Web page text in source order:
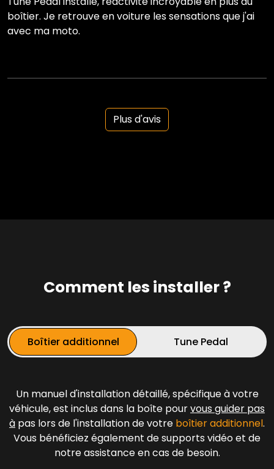
boîtier. Je retrouve en voiture les sensations que j'ai
avec ma moto.
Plus d'avis
Comment les installer ?
Boîtier additionnel Tune Pedal
Un manuel d'installation détaillé, spécifique à votre
véhicule, est inclus dans la boîte pourvous guider pas
à pas lors de l'installation de votre boîtier additionnel.
Vous bénéficiez également de supports vidéo et de
notre assistance en cas de besoin.